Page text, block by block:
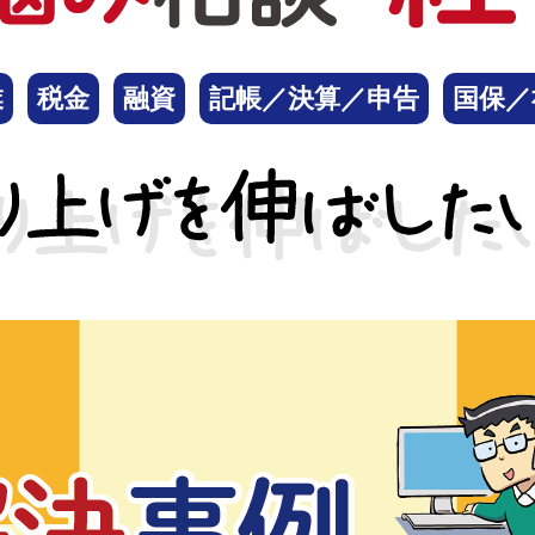
税金 融資 記帳／決算／申告 国保